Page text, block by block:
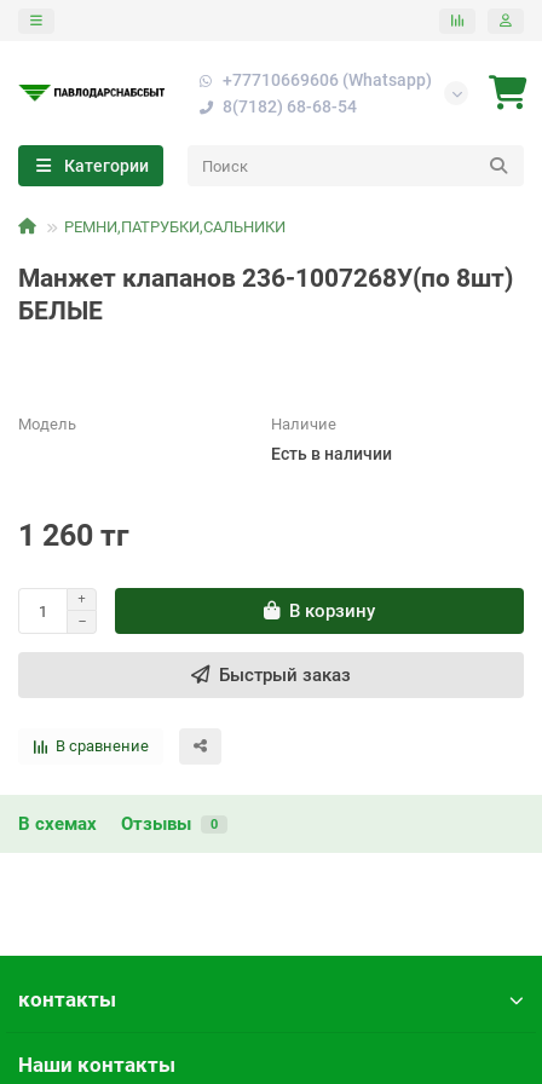
+77710669606 (Whatsapp)
8(7182) 68-68-54
Категории
РЕМНИ,ПАТРУБКИ,САЛЬНИКИ
Манжет клапанов 236-1007268У(по 8шт)
БЕЛЫЕ
Модель Наличие
Есть в наличии
1 260 тг
В корзину
Быстрый заказ
В сравнение
В схемах Отзывы 0
контакты
Наши контакты